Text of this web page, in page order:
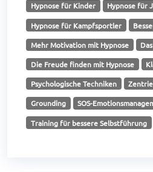
Hypnose für Kinder Hypnose für
Hypnose für Kampfsportler
Mehr Motivation mit Hypnose
Die Freude finden mit Hypnose
Psychologische Techniken
Grounding SOS-
Training für bessere Selbstführung